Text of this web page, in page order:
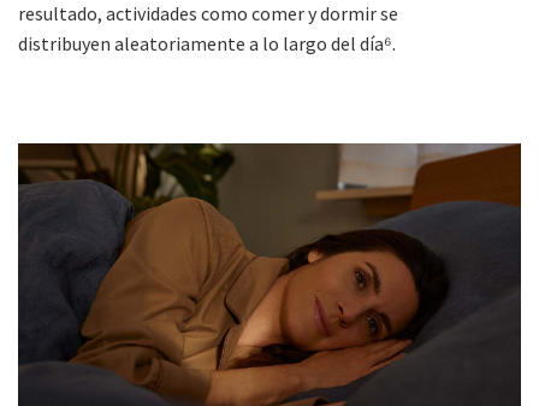
resultado, actividades como comer y dormir se
distribuyen aleatoriamente a lo largo del día⁶.